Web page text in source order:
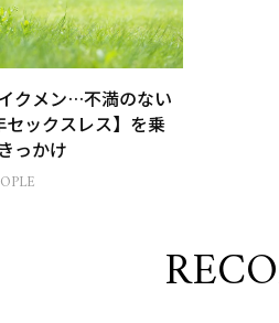
クメン…不満のない
セックスレス】を乗
っかけ